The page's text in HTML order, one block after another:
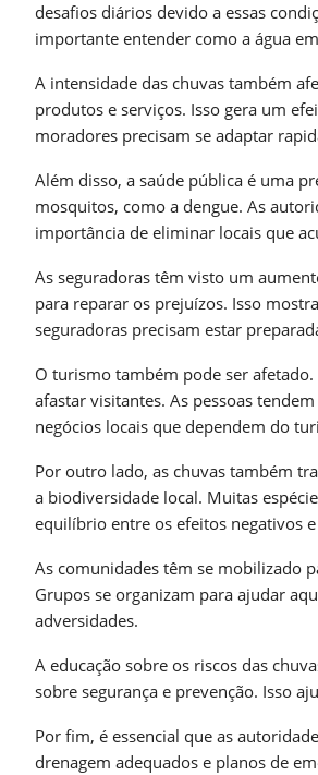
desafios diários devido a essas
importante entender como a água
A intensidade das chuvas também
produtos e serviços. Isso gera um
moradores precisam se adaptar
Além disso, a saúde pública é uma
mosquitos, como a dengue. As
importância de eliminar locais que
As seguradoras têm visto um
para reparar os prejuízos. Isso
seguradoras precisam estar
O turismo também pode ser
afastar visitantes. As pessoas
negócios locais que dependem do
Por outro lado, as chuvas também
a biodiversidade local. Muitas
equilíbrio entre os efeitos negativos
As comunidades têm se mobilizado
Grupos se organizam para ajudar
adversidades.
A educação sobre os riscos das
sobre segurança e prevenção. Isso
Por fim, é essencial que as
drenagem adequados e planos de